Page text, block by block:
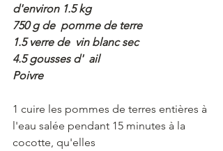
d'environ 1.5 kg
750 g de  pomme de terre
1.5 verre de  vin blanc sec
4.5 gousses d'  ail
Poivre
1 cuire les pommes de terres entières à
l'eau salée pendant 15 minutes à la
cocotte, qu'elles